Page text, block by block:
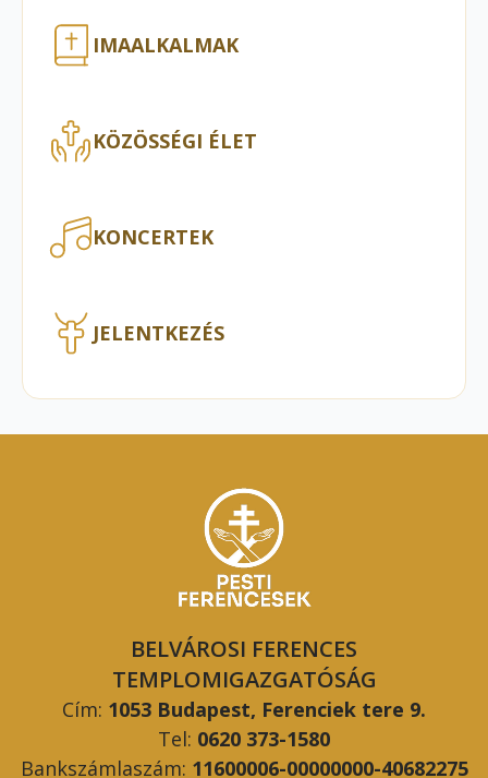
IMAALKALMAK
KÖZÖSSÉGI ÉLET
KONCERTEK
JELENTKEZÉS
BELVÁROSI FERENCES
TEMPLOMIGAZGATÓSÁG
Cím: 1053 Budapest, Ferenciek tere 9.
Tel: 0620 373-1580
Bankszámlaszám: 11600006-00000000-40682275